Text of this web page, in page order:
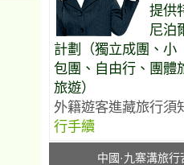
提供
尼泊
計劃（獨立成團、小
包團、自由行、團體
旅遊）
外籍遊客進藏旅行須
行手續
中國·九寨溝旅